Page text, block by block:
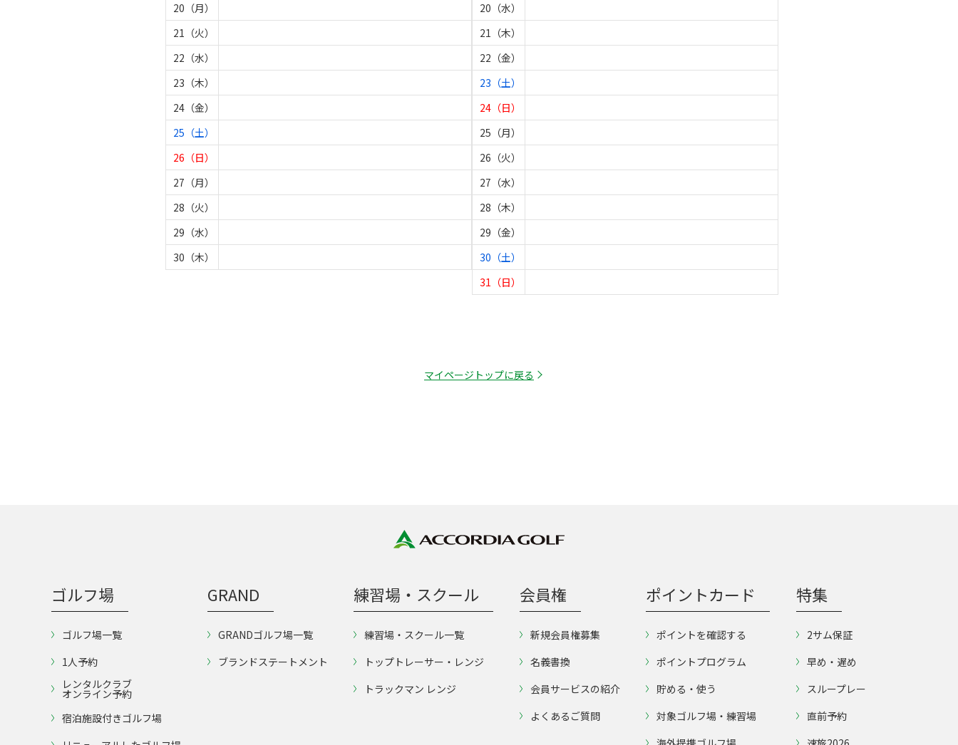
20（月）
21（火）
22（水）
23（木）
24（金）
25（土）
26（日）
27（月）
28（火）
29（水）
30（木）
20（水）
21（木）
22（金）
23（土）
24（日）
25（月）
26（火）
27（水）
28（木）
29（金）
30（土）
31（日）
マイページトップに戻る
ゴルフ場
ゴルフ場一覧
1人予約
レンタルクラブ
オンライン予約
宿泊施設付きゴルフ場
GRAND
GRANDゴルフ場一覧
ブランドステートメント
練習場・スクール
練習場・スクール一覧
トップトレーサー・レンジ
トラックマン レンジ
会員権
新規会員権募集
名義書換
会員サービスの紹介
よくあるご質問
ポイントカード
ポイントを確認する
ポイントプログラム
貯める・使う
対象ゴルフ場・練習場
特集
2サム保証
早め・遅め
スループレー
直前予約